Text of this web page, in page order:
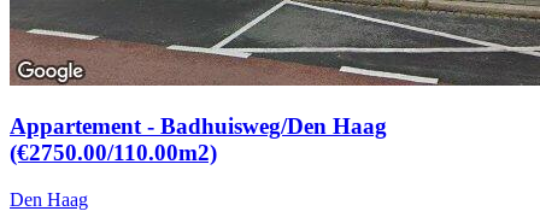
Appartement - Badhuisweg/Den Haag
(€2750.00/110.00m2)
Den Haag